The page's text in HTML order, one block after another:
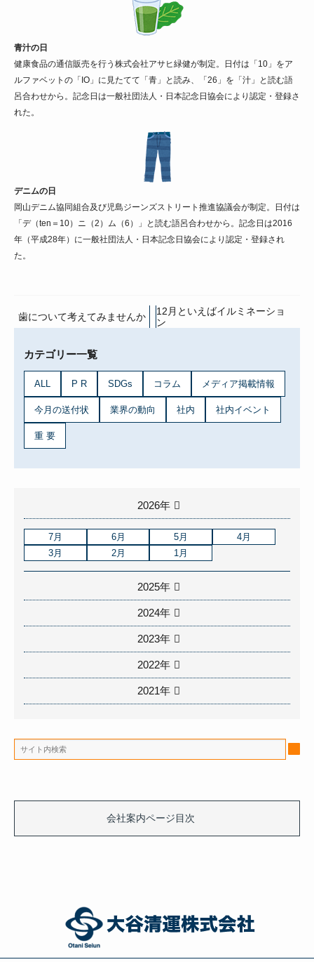
青汁の日
健康食品の通信販売を行う株式会社アサヒ緑健が制定。日付は「10」をア
ルファベットの「IO」に見たてて「青」と読み、「26」を「汁」と読む語
呂合わせから。記念日は一般社団法人・日本記念日協会により認定・登録さ
れた。
デニムの日
岡山デニム協同組合及び児島ジーンズストリート推進協議会が制定。日付は
「デ（ten＝10）ニ（2）ム（6）」と読む語呂合わせから。記念日は2016
年（平成28年）に一般社団法人・日本記念日協会により認定・登録され
た。
歯について考えてみませんか
12月といえばイルミネーショ
ン
カテゴリー一覧
ALL P R SDGs コラム メディア掲載情報
今月の送付状 業界の動向 社内 社内イベント
重 要
2026年
7月 6月 5月
4月
3月
2月 1月
2025年
2024年
2023年
2022年
2021年
会社案内ページ目次